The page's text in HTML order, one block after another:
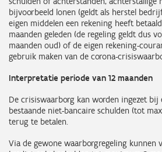
bijvoorbeeld lonen (geldt als herstel
eigen middelen een rekening heeft
maanden geleden (de regeling geldt dus
maanden oud) of de eigen rekening-
gebruik maken van de corona-
Interpretatie periode van 12 maanden
De crisiswaarborg kan worden ingezet bij
bestaande niet-bancaire schulden (tot
terug te betalen.
Via de gewone waarborgregeling kunnen